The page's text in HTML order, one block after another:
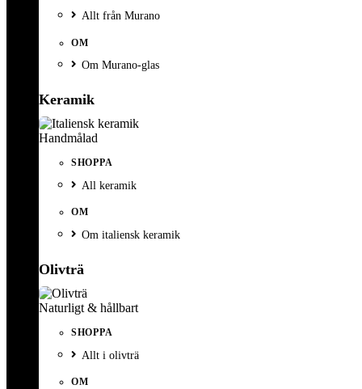
Allt från Murano
OM
Om Murano-glas
Keramik
Handmålad
SHOPPA
All keramik
OM
Om italiensk keramik
Olivträ
Naturligt & hållbart
SHOPPA
Allt i olivträ
OM